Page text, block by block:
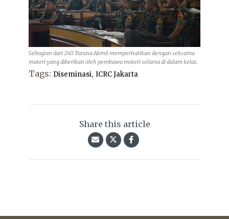
Sebagian dari 240 Taruna Akmil memperhatikan dengan seksama
materi yang diberikan oleh pembawa materi selama di dalam kelas.
Tags: Diseminasi, ICRC Jakarta
Share this article